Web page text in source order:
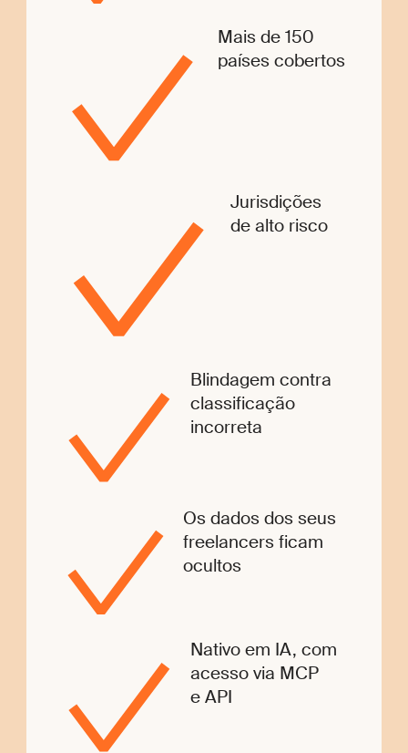
Mais de 150
países cobertos
Jurisdições
de alto risco
Blindagem contra
classificação
incorreta
Os dados dos seus
freelancers ficam
ocultos
Nativo em IA, com
acesso via MCP
e API